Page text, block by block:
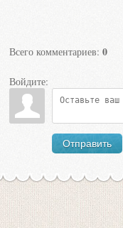
Всего комментариев: 0
Войдите:
Отправить